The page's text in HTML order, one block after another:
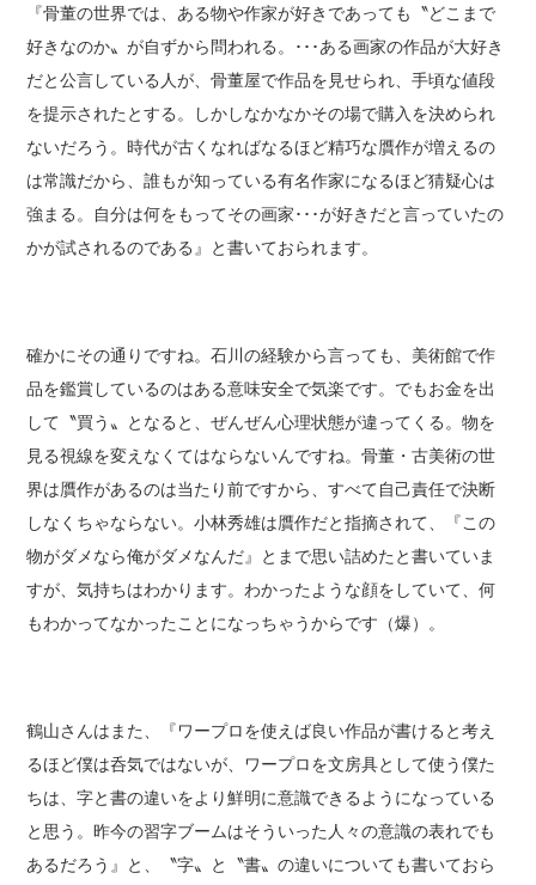
『骨董の世界では、ある物や作家が好きであっても〝どこまで
好きなのか〟が自ずから問われる。･･･ある画家の作品が大好き
だと公言している人が、骨董屋で作品を見せられ、手頃な値段
を提示されたとする。しかしなかなかその場で購入を決められ
ないだろう。時代が古くなればなるほど精巧な贋作が増えるの
は常識だから、誰もが知っている有名作家になるほど猜疑心は
強まる。自分は何をもってその画家･･･が好きだと言っていたの
かが試されるのである』と書いておられます。
確かにその通りですね。石川の経験から言っても、美術館で作
品を鑑賞しているのはある意味安全で気楽です。でもお金を出
して〝買う〟となると、ぜんぜん心理状態が違ってくる。物を
見る視線を変えなくてはならないんですね。骨董・古美術の世
界は贋作があるのは当たり前ですから、すべて自己責任で決断
しなくちゃならない。小林秀雄は贋作だと指摘されて、『この
物がダメなら俺がダメなんだ』とまで思い詰めたと書いていま
すが、気持ちはわかります。わかったような顔をしていて、何
もわかってなかったことになっちゃうからです（爆）。
鶴山さんはまた、『ワープロを使えば良い作品が書けると考え
るほど僕は呑気ではないが、ワープロを文房具として使う僕た
ちは、字と書の違いをより鮮明に意識できるようになっている
と思う。昨今の習字ブームはそういった人々の意識の表れでも
あるだろう』と、〝字〟と〝書〟の違いについても書いておら